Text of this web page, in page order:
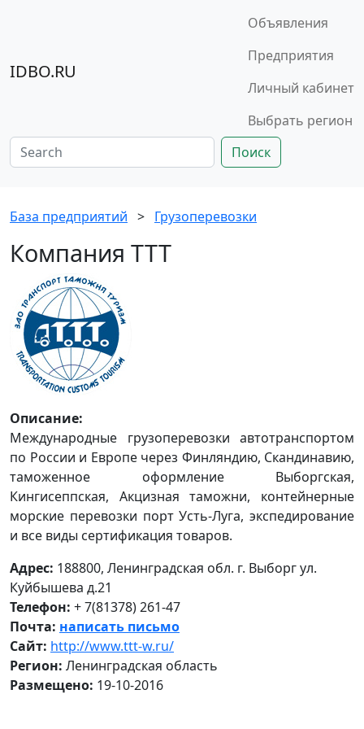
IDBO.RU
Объявления
Предприятия
Личный кабинет
Выбрать регион
Поиск
База предприятий > Грузоперевозки
Компания ТТТ
Описание:
Международные грузоперевозки автотранспортом
по России и Европе через Финляндию, Скандинавию,
таможенное оформление Выборгская,
Кингисеппская, Акцизная таможни, контейнерные
морские перевозки порт Усть-Луга, экспедирование
и все виды сертификация товаров.
Адрес: 188800, Ленинградская обл. г. Выборг ул.
Куйбышева д.21
Телефон: + 7(81378) 261-47
Почта: написать письмо
Сайт: http://www.ttt-w.ru/
Регион: Ленинградская область
Размещено: 19-10-2016